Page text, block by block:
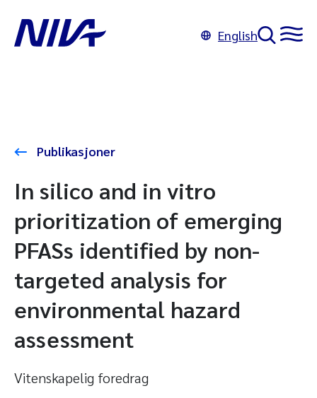
English
Publikasjoner
In silico and in vitro
prioritization of emerging
PFASs identified by non-
targeted analysis for
environmental hazard
assessment
Vitenskapelig foredrag